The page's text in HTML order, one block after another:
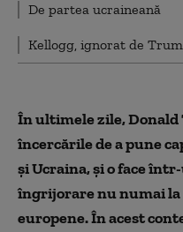
De partea ucraineană
Kellogg, ignorat de
În ultimele zile,
încercările de a pune
și Ucraina, și o face
îngrijorare nu numai la
europene. În acest